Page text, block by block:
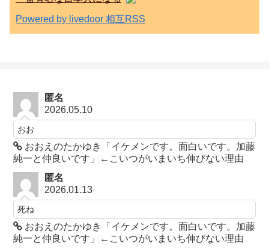
Powered by livedoor 相互RSS
匿名
2026.05.10
おお
おおえのたかゆき「イケメンです。面白いです。加藤
純一と仲良いです」←こいつがいまいち伸びない理由
匿名
2026.01.13
死ね
おおえのたかゆき「イケメンです。面白いです。加藤
純一と仲良いです」←こいつがいまいち伸びない理由